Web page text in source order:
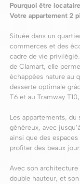
Pourquoi être
Votre appartement 2
Située dans un
commerces et des
cadre de vie
de Clamart, elle
échappées nature au
desserte optimale
T6 et au Tramway
Les appartements,
généreux, avec
ainsi que des
profiter des beaux
Avec son architecture
double hauteur, et